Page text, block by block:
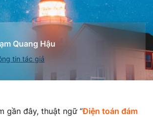
Quang Hậu
tin tác giả
gần đây, thuật ngữ “Điện toán đám